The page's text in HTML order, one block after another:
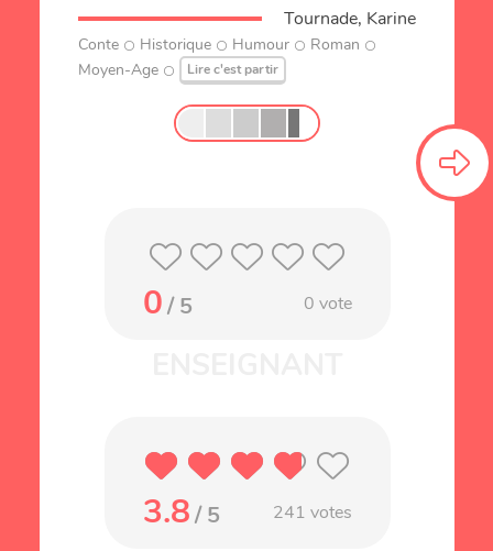
Tournade, Karine
Conte Historique Humour
Roman
Moyen-Age
Lire c'est partir
0/ 5 0 vote
3.8/ 5 241 votes